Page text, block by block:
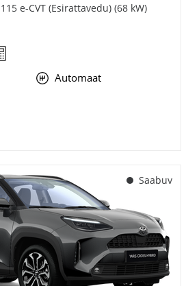
e-CVT (Esirattavedu) (68 kW)
Automaat
Saabuv